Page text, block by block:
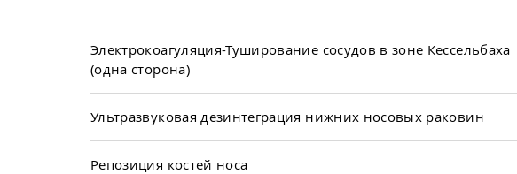
Электрокоагуляция-Туширование сосудов в зоне Кессельбаха
(одна сторона)
Ультразвуковая дезинтеграция нижних носовых раковин
Репозиция костей носа